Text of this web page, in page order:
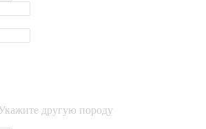
другую породу